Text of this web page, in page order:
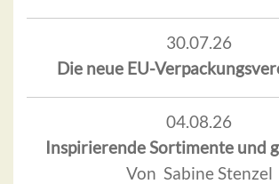
30.07.26
Die neue EU-
04.08.26
Inspirierende Sortimente und
Von Sabine Stenzel